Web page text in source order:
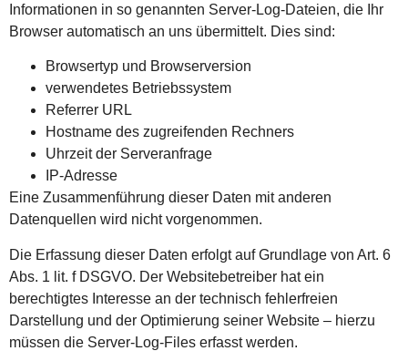
Informationen in so genannten Server-Log-Dateien, die Ihr
Browser automatisch an uns übermittelt. Dies sind:
Browsertyp und Browserversion
verwendetes Betriebssystem
Referrer URL
Hostname des zugreifenden Rechners
Uhrzeit der Serveranfrage
IP-Adresse
Eine Zusammenführung dieser Daten mit anderen
Datenquellen wird nicht vorgenommen.
Die Erfassung dieser Daten erfolgt auf Grundlage von Art. 6
Abs. 1 lit. f DSGVO. Der Websitebetreiber hat ein
berechtigtes Interesse an der technisch fehlerfreien
Darstellung und der Optimierung seiner Website – hierzu
müssen die Server-Log-Files erfasst werden.